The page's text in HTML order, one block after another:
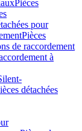
Pièces
pour
Pièces
de raccordement
à
détachées